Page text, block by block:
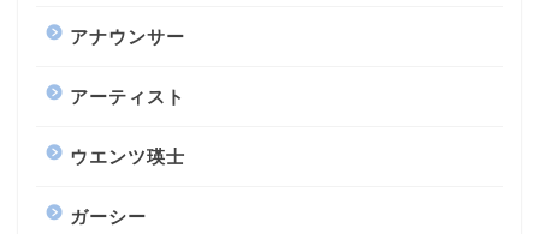
アナウンサー
アーティスト
ウエンツ瑛士
ガーシー